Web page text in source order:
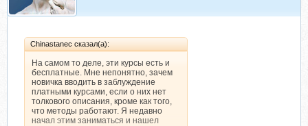
Chinastanec сказал(а):
На самом то деле, эти курсы есть и
бесплатные. Мне непонятно, зачем
новичка вводить в заблуждение
платными курсами, если о них нет
толкового описания, кроме как того,
что методы работают. Я недавно
начал этим заниматься и нашел